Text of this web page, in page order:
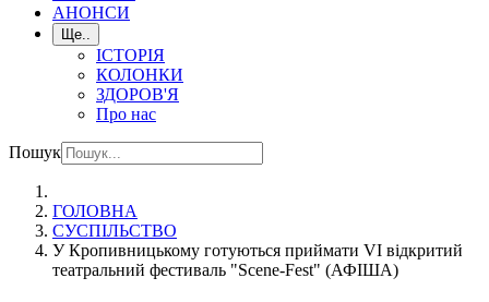
АНОНСИ
Ще..
ІСТОРІЯ
КОЛОНКИ
ЗДОРОВ'Я
Про нас
Пошук
ГОЛОВНА
СУСПІЛЬСТВО
У Кропивницькому готуються приймати VI відкритий
театральний фестиваль "Scene-Fest" (АФІША)